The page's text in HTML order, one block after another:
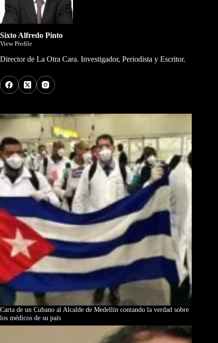
Sixto Alfredo Pinto
View Profile
Director de La Otra Cara. Investigador, Periodista y Escritor.
Carta de un Cubano al Alcalde de Medellín contando la verdad sobre
los médicos de su país